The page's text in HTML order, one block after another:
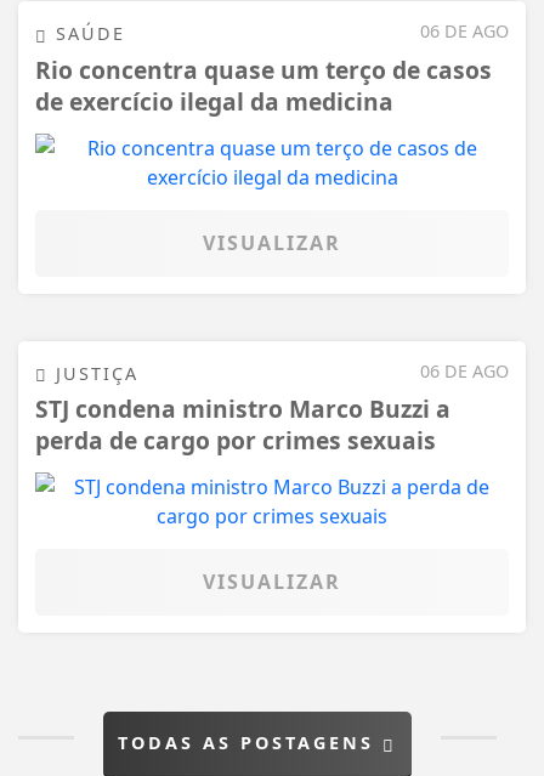
06 DE AGO
SAÚDE
Rio concentra quase um terço de casos
de exercício ilegal da medicina
VISUALIZAR
06 DE AGO
JUSTIÇA
STJ condena ministro Marco Buzzi a
perda de cargo por crimes sexuais
VISUALIZAR
TODAS AS POSTAGENS